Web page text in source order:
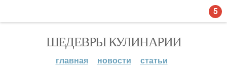
ШЕДЕВРЫ КУЛИНАРИИ
главная новости статьи
5